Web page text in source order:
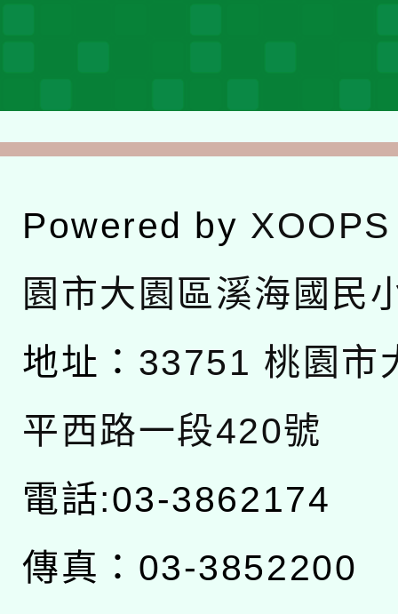
Powered by XOOPS
園市大園區溪海國民
地址： 33751 桃園市
平西路一段420號
電話:03-3862174
傳真：03-3852200